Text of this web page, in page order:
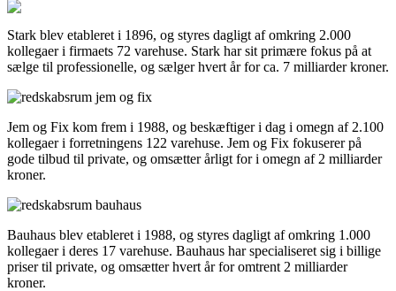
Stark blev etableret i 1896, og styres dagligt af omkring 2.000
kollegaer i firmaets 72 varehuse. Stark har sit primære fokus på at
sælge til professionelle, og sælger hvert år for ca. 7 milliarder kroner.
Jem og Fix kom frem i 1988, og beskæftiger i dag i omegn af 2.100
kollegaer i forretningens 122 varehuse. Jem og Fix fokuserer på
gode tilbud til private, og omsætter årligt for i omegn af 2 milliarder
kroner.
Bauhaus blev etableret i 1988, og styres dagligt af omkring 1.000
kollegaer i deres 17 varehuse. Bauhaus har specialiseret sig i billige
priser til private, og omsætter hvert år for omtrent 2 milliarder
kroner.